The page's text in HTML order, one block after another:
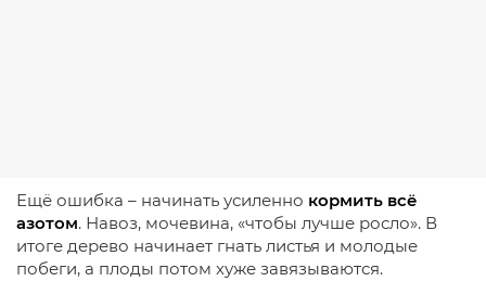
Ещё ошибка – начинать усиленно кормить всё
азотом. Навоз, мочевина, «чтобы лучше росло». В
итоге дерево начинает гнать листья и молодые
побеги, а плоды потом хуже завязываются.